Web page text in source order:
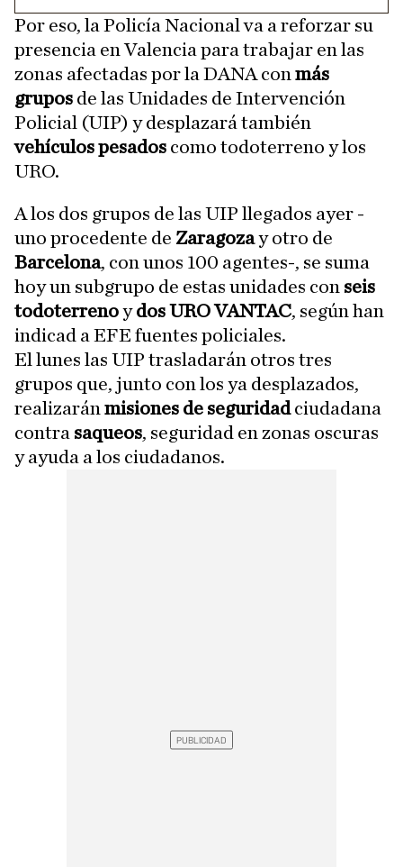
Por eso, la Policía Nacional va a reforzar su
presencia en Valencia para trabajar en las
zonas afectadas por la DANA con más
grupos de las Unidades de Intervención
Policial (UIP) y desplazará también
vehículos pesados como todoterreno y los
URO.
A los dos grupos de las UIP llegados ayer -
uno procedente de Zaragozay otro de
Barcelona, con unos 100 agentes-, se suma
hoy un subgrupo de estas unidades con seis
todoterrenoydos URO VANTAC, según han
indicad a EFE fuentes policiales.
El lunes las UIP trasladarán otros tres
grupos que, junto con los ya desplazados,
realizarán misiones de seguridadciudadana
contra saqueos, seguridad en zonas oscuras
y ayuda a los ciudadanos.